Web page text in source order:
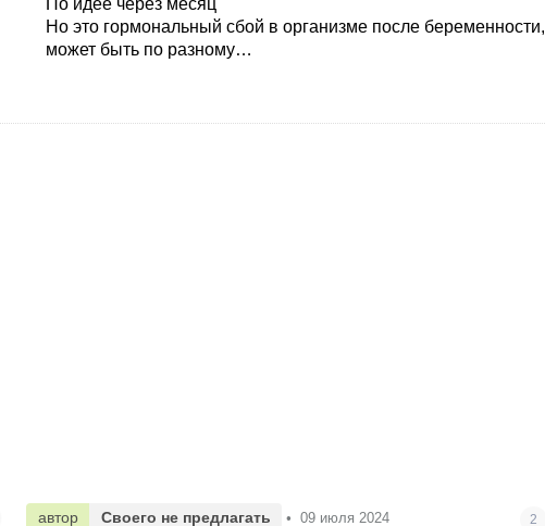
По идее через месяц
Но это гормональный сбой в организме после беременности,
может быть по разному…
автор Своего не предлагать • 09 июля 2024 2